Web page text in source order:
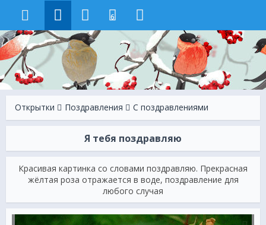
6
Открытки Поздравления С поздравлениями
Я тебя поздравляю
Красивая картинка со словами поздравляю. Прекрасная
жёлтая роза отражается в воде, поздравление для
любого случая